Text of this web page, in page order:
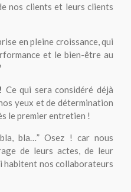
nos clients et leurs clients
en pleine croissance, qui
et le bien-être au
Ce qui sera considéré déjà
yeux et de détermination
le premier entretien !
bla…” Osez ! car nous
de leurs actes, de leur
habitent nos collaborateurs